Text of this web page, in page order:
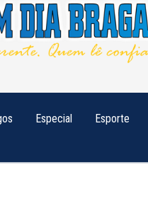
Especial Esporte